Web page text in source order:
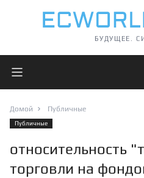
БУДУЩЕЕ.
Открыть главное меню
Домой Публичные
Публичные
относительность
торговли на